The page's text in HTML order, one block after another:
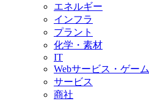
エネルギー
インフラ
プラント
化学・素材
IT
Webサービス・ゲーム
サービス
商社